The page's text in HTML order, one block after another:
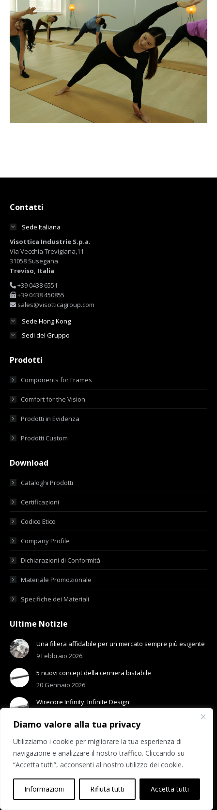
Diamo valore alla tua privacy
Utilizziamo i cookie per migliorare la tua esperienza di
navigazione e analizzare il nostro traffico. Cliccando su
“Accetta tutti”, acconsenti al nostro utilizzo dei cookie.
Informazioni Rifiuta tutti Accetta tutti
Contatti
Sede Italiana
Visottica Industrie S.p.a.
Via Vecchia Trevigiana,11
31058 Susegana
Treviso, Italia
+39 0438 6551
+39 0438 450855
sales@visotticagroup.com
Sede Hong Kong
Sedi del Gruppo
Prodotti
Components for Frames
Comfort for the Vision
Prodotti in Evidenza
Prodotti Custom
Download
Cataloghi Prodotti
Certificazioni
Codice Etico
Company Profile
Dichiarazioni di Conformità
Materiale Promozionale
Specifiche dei Materiali
Ultime Notizie
Una filiera affidabile per un mercato sempre più esigente
9 Febbraio 2026
5 nuovi concept della cerniera bistabile
20 Gennaio 2026
Wirecore Infinity, Infinite Design
Lavora con noi| Privacy Policy|Cookie Policy|Accessibilità
Sistema di Segnalazione (Whistleblowing)|Area Riservata